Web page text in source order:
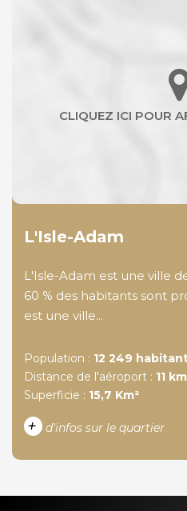
L'Isle-Adam
L'Isle-Adam est une ville
60 % des habitants sont
est une ville...
Population : 12 249
Distance de l'aéroport : 11 km
Superficie : 15,7 Km²
+ d'infos sur le quartier